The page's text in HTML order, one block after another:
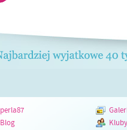
perla87
Blog
Kluby